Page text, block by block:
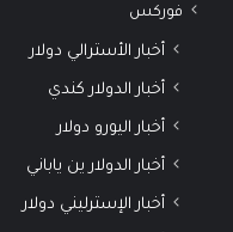
فوركس
أخبار الأسترالي دولار
أخبار الدولار كندي
أخبار اليورو دولار
أخبار الدولار ين ياباني
أخبار الإسترليني دولار